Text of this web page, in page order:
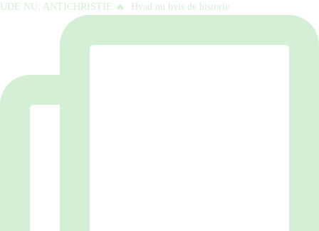
UDE NU: ANTICHRISTIE 🔥⁠ ⁠ Hvad nu hvis de historie